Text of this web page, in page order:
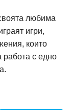
любима
игри,
които
работа с едно